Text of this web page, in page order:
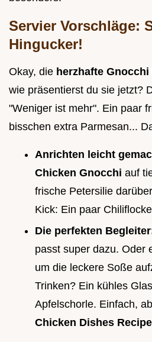
Servier Vorschläge:
Hingucker!
Okay, die herzhafte Gnocchi
wie präsentierst du sie jetzt?
"Weniger ist mehr". Ein paar
bisschen extra Parmesan...
Anrichten leicht
Chicken Gnocchi auf
frische Petersilie
Kick: Ein paar
Die perfekten
passt super dazu. Oder
um die leckere Soße
Trinken? Ein kühles
Apfelschorle. Einfach,
Chicken Dishes